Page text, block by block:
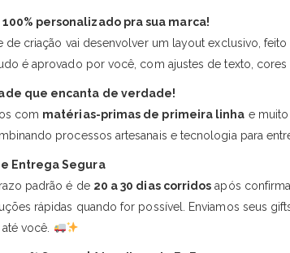
100% personalizado pra sua marca!
de criação vai desenvolver um layout exclusivo,
é aprovado por você, com ajustes de texto,
que encanta de verdade!
com matérias-primas de primeira linha e muito
processos artesanais e tecnologia para
e Entrega Segura
padrão é de 20 a 30 dias corridos após
rápidas quando for possível. Enviamos seus
você.